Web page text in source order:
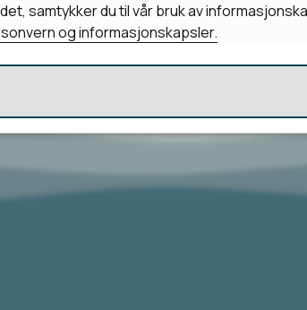
samtykker du til vår bruk av
og informasjonskapsler.